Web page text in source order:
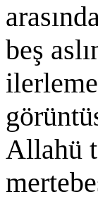
beş
Allahü